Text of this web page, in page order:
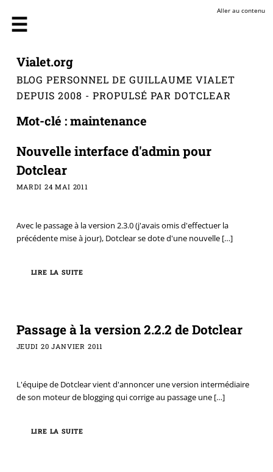
Aller au contenu
Vialet.org
BLOG PERSONNEL DE GUILLAUME VIALET
DEPUIS 2008 - PROPULSÉ PAR DOTCLEAR
Mot-clé : maintenance
Nouvelle interface d'admin pour
Dotclear
MARDI 24 MAI 2011
Avec le passage à la version 2.3.0 (j'avais omis d'effectuer la
précédente mise à jour), Dotclear se dote d'une nouvelle[…]
LIRE LA SUITE
Passage à la version 2.2.2 de Dotclear
JEUDI 20 JANVIER 2011
L'équipe de Dotclear vient d'annoncer une version intermédiaire
de son moteur de blogging qui corrige au passage une[…]
LIRE LA SUITE